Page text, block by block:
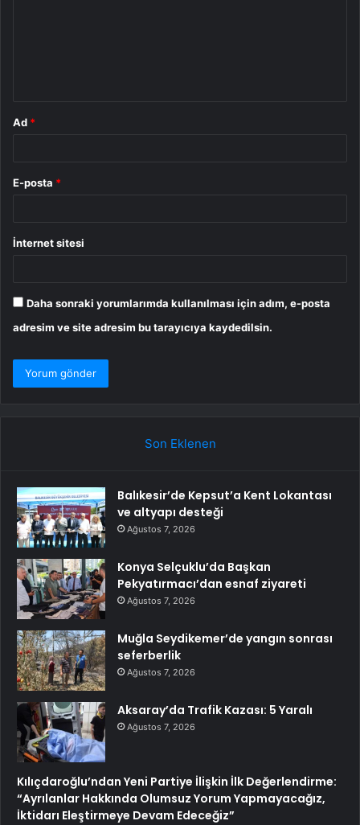
Ad *
E-posta *
İnternet sitesi
Daha sonraki yorumlarımda kullanılması için adım, e-posta
adresim ve site adresim bu tarayıcıya kaydedilsin.
Son Eklenen
Balıkesir’de Kepsut’a Kent Lokantası
ve altyapı desteği
Ağustos 7, 2026
Konya Selçuklu’da Başkan
Pekyatırmacı’dan esnaf ziyareti
Ağustos 7, 2026
Muğla Seydikemer’de yangın sonrası
seferberlik
Ağustos 7, 2026
Aksaray’da Trafik Kazası: 5 Yaralı
Ağustos 7, 2026
Kılıçdaroğlu’ndan Yeni Partiye İlişkin İlk Değerlendirme:
“Ayrılanlar Hakkında Olumsuz Yorum Yapmayacağız,
İktidarı Eleştirmeye Devam Edeceğiz”